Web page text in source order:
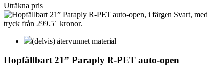
Uträkna pris
(delvis) återvunnet material
Hopfällbart 21” Paraply R-PET auto-open